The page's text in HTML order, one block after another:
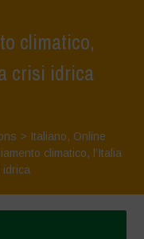
climatico,
crisi idrica
> Italiano, Online
climatico, l’Italia
idrica